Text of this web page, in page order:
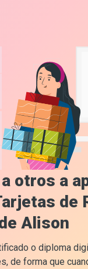
otros a
de
Alison
o diploma
de forma que